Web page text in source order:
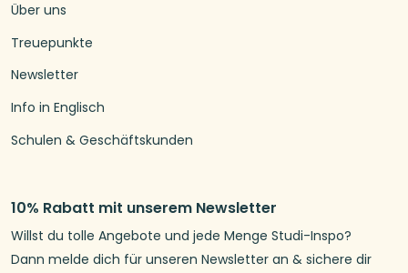
Über uns
Treuepunkte
Newsletter
Info in Englisch
Schulen & Geschäftskunden
10% Rabatt mit unserem Newsletter
Willst du tolle Angebote und jede Menge Studi-Inspo?
Dann melde dich für unseren Newsletter an & sichere dir